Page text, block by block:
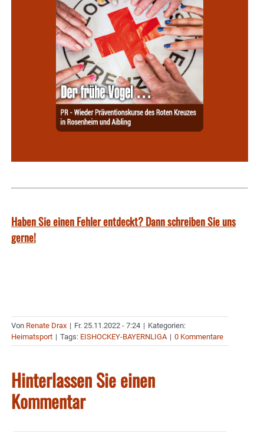
Haben Sie einen Fehler entdeckt? Dann schreiben Sie uns
gerne!
Von Renate Drax | Fr. 25.11.2022 - 7:24 | Kategorien:
Heimatsport | Tags: EISHOCKEY-BAYERNLIGA | 0 Kommentare
Hinterlassen Sie einen
Kommentar